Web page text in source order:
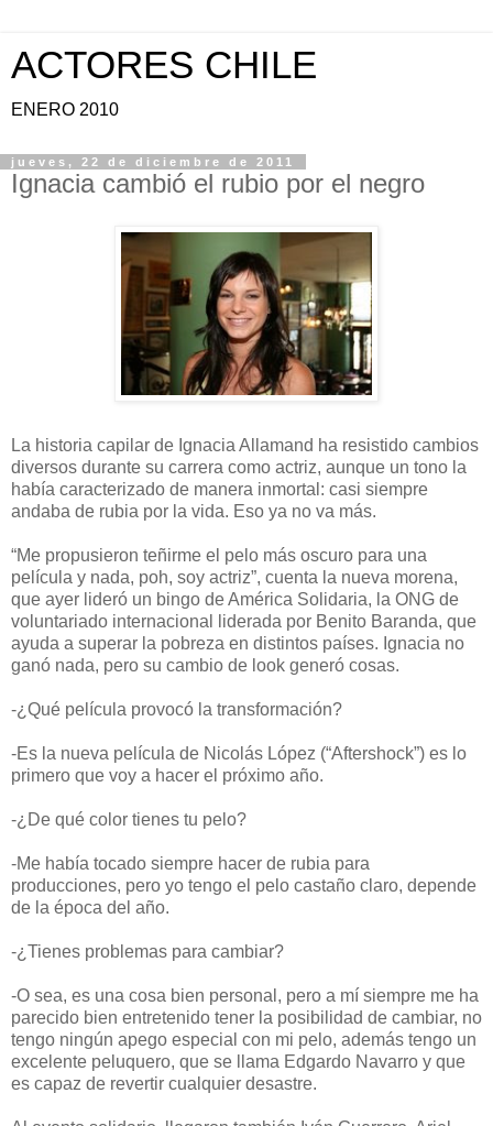
ACTORES CHILE
ENERO 2010
jueves, 22 de diciembre de 2011
Ignacia cambió el rubio por el negro
La historia capilar de Ignacia Allamand ha resistido cambios
diversos durante su carrera como actriz, aunque un tono la
había caracterizado de manera inmortal: casi siempre
andaba de rubia por la vida. Eso ya no va más.
“Me propusieron teñirme el pelo más oscuro para una
película y nada, poh, soy actriz”, cuenta la nueva morena,
que ayer lideró un bingo de América Solidaria, la ONG de
voluntariado internacional liderada por Benito Baranda, que
ayuda a superar la pobreza en distintos países. Ignacia no
ganó nada, pero su cambio de look generó cosas.
-¿Qué película provocó la transformación?
-Es la nueva película de Nicolás López (“Aftershock”) es lo
primero que voy a hacer el próximo año.
-¿De qué color tienes tu pelo?
-Me había tocado siempre hacer de rubia para
producciones, pero yo tengo el pelo castaño claro, depende
de la época del año.
-¿Tienes problemas para cambiar?
-O sea, es una cosa bien personal, pero a mí siempre me ha
parecido bien entretenido tener la posibilidad de cambiar, no
tengo ningún apego especial con mi pelo, además tengo un
excelente peluquero, que se llama Edgardo Navarro y que
es capaz de revertir cualquier desastre.